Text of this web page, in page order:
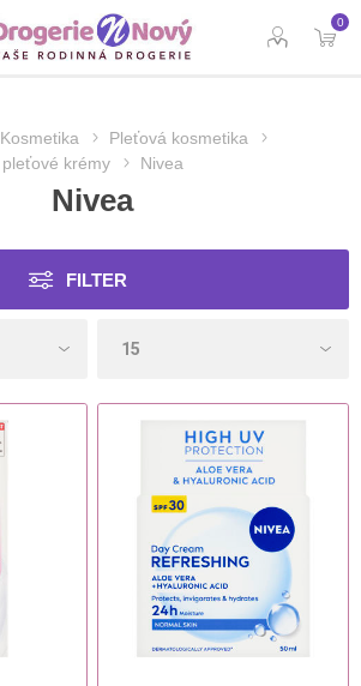
0
Kosmetika
Pleťová kosmetika
pleťové krémy
Nivea
Nivea
FILTER